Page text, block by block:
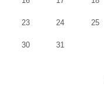
23 24 25
30 31